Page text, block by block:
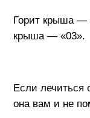
Горит крыша —
крыша — «03».
Если лечиться
она вам и не